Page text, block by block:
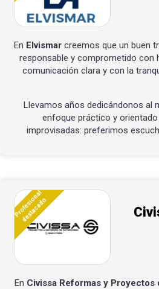
En Elvismar creemos que un buen
responsable y comprometido con
comunicación clara y con la
Llevamos años dedicándonos al
enfoque práctico y
improvisadas: preferimos
Profesional
destacado
En Civissa Reformas y Proyectos